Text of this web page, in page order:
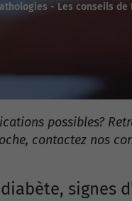
- Les conseils de
possibles?
contactez nos
diabète, signes